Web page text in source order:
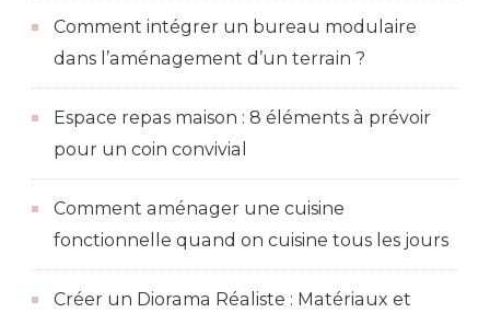
Comment intégrer un bureau modulaire
dans l’aménagement d’un terrain ?
Espace repas maison : 8 éléments à prévoir
pour un coin convivial
Comment aménager une cuisine
fonctionnelle quand on cuisine tous les jours
Créer un Diorama Réaliste : Matériaux et